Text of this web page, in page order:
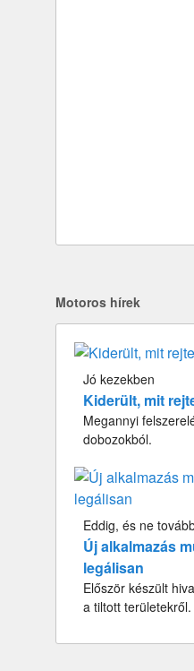
Motoros hírek
Jó kezekben
Kiderült, mit
Megannyi
dobozokból.
Eddig, és ne
Új alkalmazás
legálisan
Először készült
a tiltott területekről.